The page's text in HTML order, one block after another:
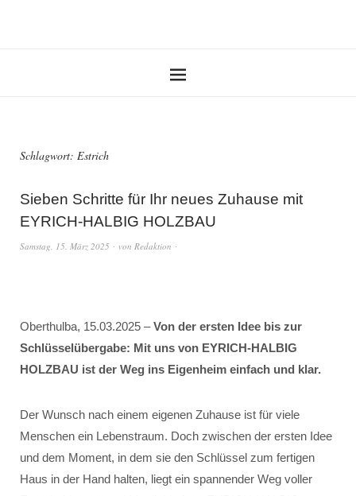
Schlagwort: Estrich
Sieben Schritte für Ihr neues Zuhause mit
EYRICH-HALBIG HOLZBAU
Samstag, 15. März 2025 von Redaktion
Oberthulba, 15.03.2025 –Von der ersten Idee bis zur
Schlüsselübergabe: Mit uns von EYRICH-HALBIG
HOLZBAU ist der Weg ins Eigenheim einfach und klar.
Der Wunsch nach einem eigenen Zuhause ist für viele
Menschen ein Lebenstraum. Doch zwischen der ersten Idee
und dem Moment, in dem sie den Schlüssel zum fertigen
Haus in der Hand halten, liegt ein spannender Weg voller